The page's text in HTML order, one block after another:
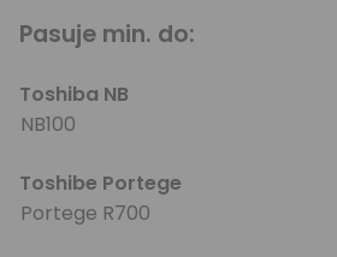
Pasuje min. do:
Toshiba NB
NB100
Toshibe Portege
Portege R700